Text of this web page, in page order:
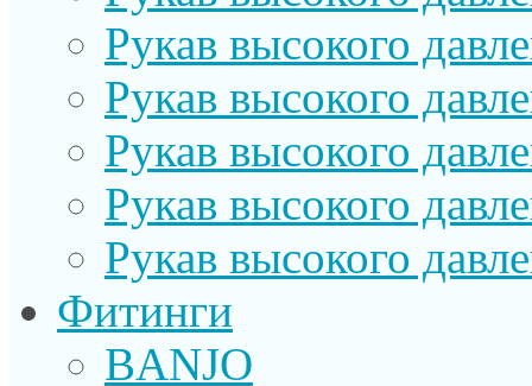
Рукав высокого
Рукав высокого
Рукав высокого
Рукав высокого
Рукав высокого
Фитинги
BANJO